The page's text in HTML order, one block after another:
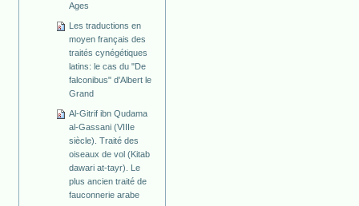
Ages
Les traductions en
moyen français des
traités cynégétiques
latins: le cas du "De
falconibus" d'Albert le
Grand
Al-Gitrif ibn Qudama
al-Gassani (VIIIe
siècle). Traité des
oiseaux de vol (Kitab
dawari at-tayr). Le
plus ancien traité de
fauconnerie arabe